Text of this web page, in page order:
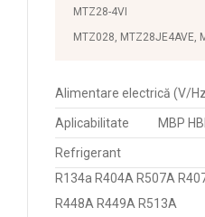
MTZ28-4VI
MTZ028, MTZ28JE4AVE,
Alimentare electrică (V/
Aplicabilitate MBP
Refrigerant
R134a R404A R507A
R448A R449A R513A